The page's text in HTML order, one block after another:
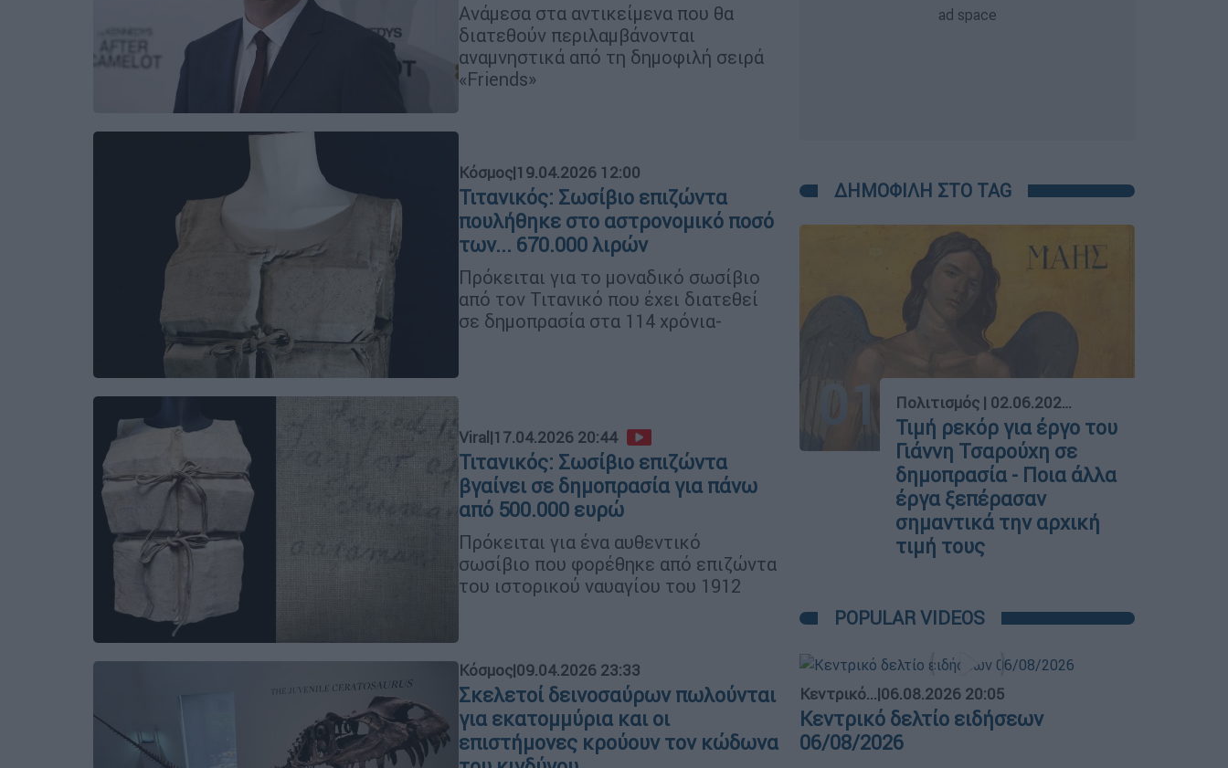
Ανάμεσα στα αντικείμενα που θα
διατεθούν περιλαμβάνονται
αναμνηστικά από τη δημοφιλή σειρά
«Friends»
Κόσμος|19.04.2026 12:00
Τιτανικός: Σωσίβιο επιζώντα
πουλήθηκε στο αστρονομικό ποσό
των... 670.000 λιρών
Πρόκειται για το μοναδικό σωσίβιο
από τον Τιτανικό που έχει διατεθεί
σε δημοπρασία στα 114 χρόνια-
Viral|17.04.2026 20:44
Τιτανικός: Σωσίβιο επιζώντα
βγαίνει σε δημοπρασία για πάνω
από 500.000 ευρώ
Πρόκειται για ένα αυθεντικό
σωσίβιο που φορέθηκε από επιζώντα
του ιστορικού ναυαγίου του 1912
Κόσμος|09.04.2026 23:33
Σκελετοί δεινοσαύρων πωλούνται
για εκατομμύρια και οι
επιστήμονες κρούουν τον κώδωνα
ΔΗΜΟΦΙΛΗ ΣΤΟ TAG
01 Πολιτισμός | 02.06.2023 18:15
Τιμή ρεκόρ για έργο του
Γιάννη Τσαρούχη σε
δημοπρασία - Ποια άλλα
έργα ξεπέρασαν
σημαντικά την αρχική
τιμή τους
POPULAR VIDEOS
Κεντρικό...|06.08.2026 20:05
Κεντρικό δελτίο ειδήσεων
06/08/2026